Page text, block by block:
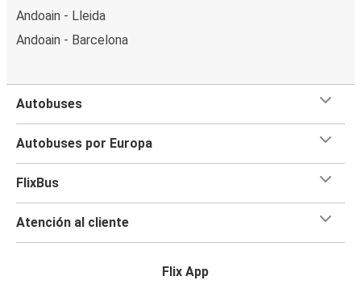
Andoain - Lleida
Andoain - Barcelona
Autobuses
Autobuses por Europa
FlixBus
Atención al cliente
Flix App